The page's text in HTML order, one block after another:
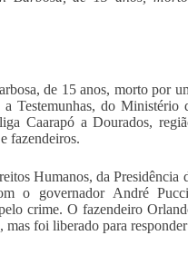
de 15 anos, morto por
Testemunhas, do
Caarapó a Dourados,
fazendeiros.
Humanos, da
o governador André
crime. O fazendeiro
foi liberado para